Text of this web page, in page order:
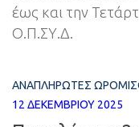
έως και την
Ο.Π.ΣΥ.Δ.
ΑΝΑΠΛΗΡΩΤΈΣ
12 ΔΕΚΕΜΒΡΊΟΥ 2025